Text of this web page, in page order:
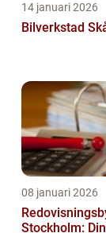
14 januari 2026
Bilverkstad
08 januari 2026
Stockholm: